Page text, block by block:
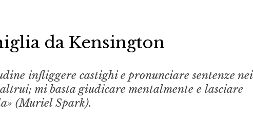
da Kensington
infliggere castighi e pronunciare sentenze nei
mi basta giudicare mentalmente e lasciare
(Muriel Spark).